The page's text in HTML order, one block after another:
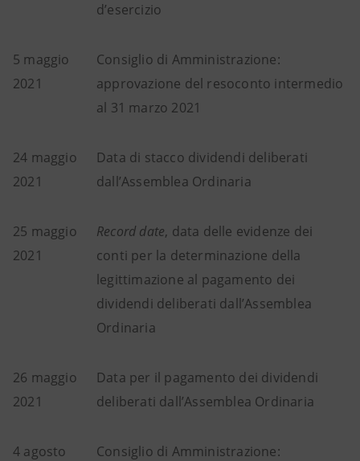
d’esercizio
5 maggio
2021
Consiglio di Amministrazione:
approvazione del resoconto intermedio
al 31 marzo 2021
24 maggio
2021
Data di stacco dividendi deliberati
dall’Assemblea Ordinaria
25 maggio
2021
Record date, data delle evidenze dei
conti per la determinazione della
legittimazione al pagamento dei
dividendi deliberati dall’Assemblea
Ordinaria
26 maggio
2021
Data per il pagamento dei dividendi
deliberati dall’Assemblea Ordinaria
4 agosto
Consiglio di Amministrazione: